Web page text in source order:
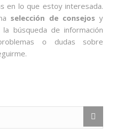
en lo que estoy interesada.
selección de consejos y
búsqueda de información
o dudas sobre